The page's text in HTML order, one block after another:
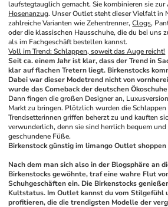
Hosenanzug. Unser Outlet steht dieser Vielfalt in
zahlreiche Varianten wie Zehentrenner, Clogs,
oder die klassischen Hausschuhe, die du bei uns
als im Fachgeschäft bestellen kannst.
Voll im Trend: Schlappen, soweit das Auge reicht!
Seit ca. einem Jahr ist klar, dass der Trend in
klar auf flachen Tretern liegt. Birkenstocks
Dabei war dieser Modetrend nicht von
wurde das Comeback der deutschen
Dann fingen die großen Designer an,
Markt zu bringen. Plötzlich wurden die
Trendsetterinnen griffen beherzt zu und kauften
verwunderlich, denn sie sind herrlich bequem
geschundene Füße.
Birkenstock günstig im limango Outlet shoppen
Nach dem man sich also in der Blogsphäre an
Birkenstocks gewöhnte, traf eine wahre Flut
Schuhgeschäften ein. Die Birkenstocks
Kultstatus. Im Outlet kannst du vom Stilgefühl
profitieren, die die trendigsten Modelle der